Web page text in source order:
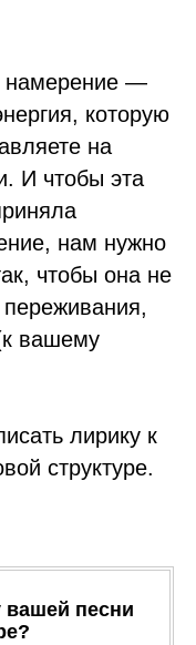
намерение —
которую
на
И чтобы эта
нам нужно
чтобы она не
вашему
лирику к
структуре.
вашей песни